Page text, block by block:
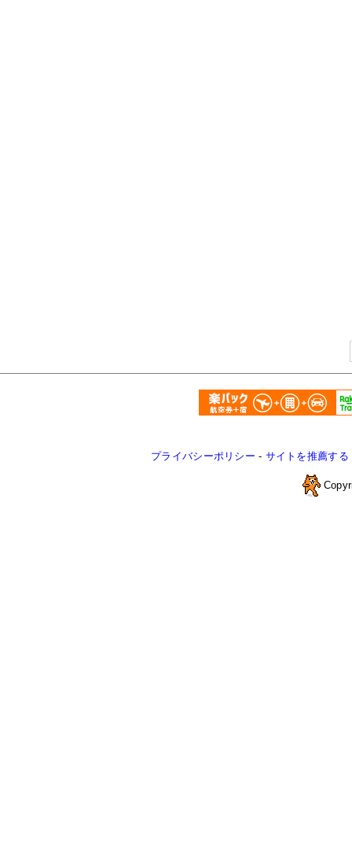
プライバシーポリシー - サイトを推薦する